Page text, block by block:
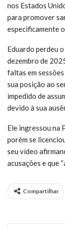
nos Estados
para promover
especificamente
Eduardo perdeu
dezembro de
faltas em
sua posição ao
impedido de
devido à sua
Ele ingressou na
porém se
seu vídeo
acusações e que
Compartilhar